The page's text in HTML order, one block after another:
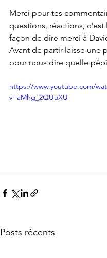
Merci pour tes
questions, réactions, c'est
façon de dire merci à
Avant de partir laisse une
pour nous dire quelle
https://www.youtube.com/
v=aMhg_2QUuXU
Posts récents